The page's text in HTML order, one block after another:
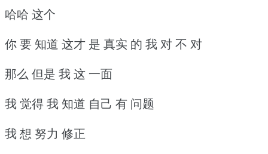
哈哈 这个
你 要 知道 这才 是 真实 的 我 对 不 对
那么 但是 我 这 一面
我 觉得 我 知道 自己 有 问题
我 想 努力 修正